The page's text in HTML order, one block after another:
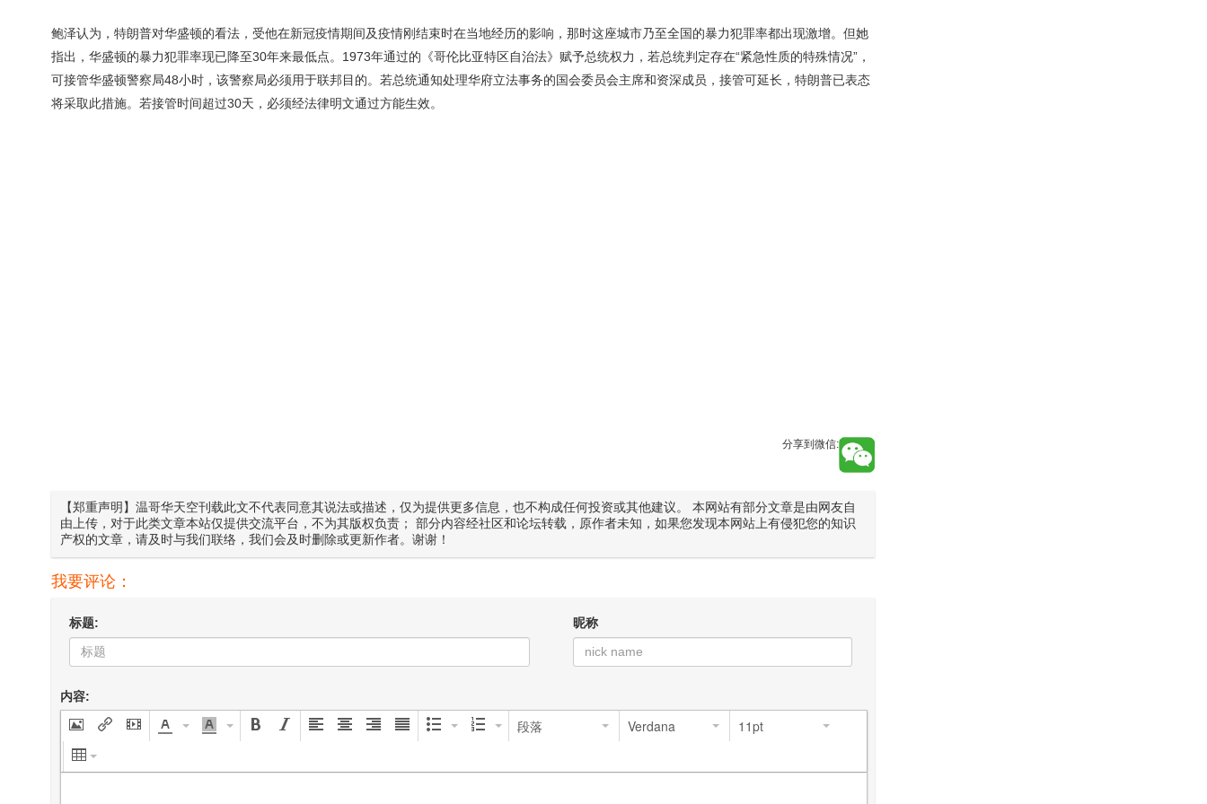
鲍泽认为，特朗普对华盛顿的看法，受他在新冠疫情期间及疫情刚结束时在当地经历的影响，那时这座城市乃至全国的暴力犯罪率都出现激增。但她
指出，华盛顿的暴力犯罪率现已降至30年来最低点。1973年通过的《哥伦比亚特区自治法》赋予总统权力，若总统判定存在“紧急性质的特殊情况”，
可接管华盛顿警察局48小时，该警察局必须用于联邦目的。若总统通知处理华府立法事务的国会委员会主席和资深成员，接管可延长，特朗普已表态
将采取此措施。若接管时间超过30天，必须经法律明文通过方能生效。
分享到微信:
【郑重声明】温哥华天空刊载此文不代表同意其说法或描述，仅为提供更多信息，也不构成任何投资或其他建议。 本网站有部分文章是由网友自
由上传，对于此类文章本站仅提供交流平台，不为其版权负责； 部分内容经社区和论坛转载，原作者未知，如果您发现本网站上有侵犯您的知识
产权的文章，请及时与我们联络，我们会及时删除或更新作者。谢谢！
我要评论：
标题: 昵称
内容:
段落 Verdana 11pt